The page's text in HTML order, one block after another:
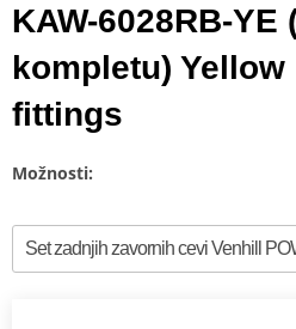
KAW-6028RB-YE
kompletu)
fittings
Možnosti: